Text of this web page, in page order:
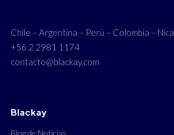
Chile – Argentina – Perú – Colombia –
+56 2 2981 1174
contacto@blackay.com
Blackay